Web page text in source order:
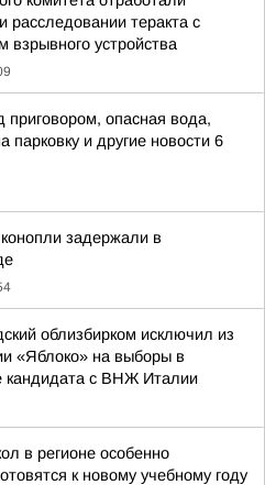
расследовании теракта с
взрывного устройства
приговором, опасная вода,
парковку и другие новости 6
задержали в
облизбирком исключил из
«Яблоко» на выборы в
кандидата с ВНЖ Италии
в регионе особенно
к новому учебному году